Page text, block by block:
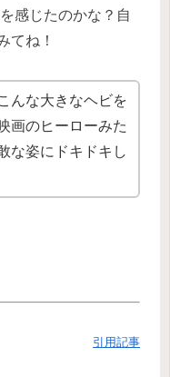
感じたのかな？自
てね！
んな大きなヘビを
画のヒーローみた
な姿にドキドキし
引用記事